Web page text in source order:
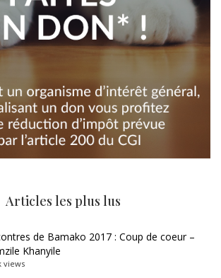
Articles les plus lus
de Bamako 2017 : Coup de coeur –
Khanyile
views